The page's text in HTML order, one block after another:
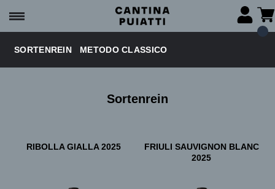
SORTENREIN METODO CLASSICO
Sortenrein
RIBOLLA GIALLA 2025
FRIULI SAUVIGNON BLANC
2025